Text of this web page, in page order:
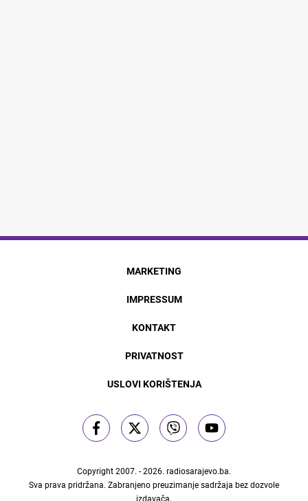
MARKETING
IMPRESSUM
KONTAKT
PRIVATNOST
USLOVI KORIŠTENJA
Copyright 2007. - 2026. radiosarajevo.ba.
Sva prava pridržana. Zabranjeno preuzimanje sadržaja bez dozvole
izdavača.